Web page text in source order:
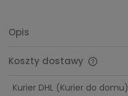
Opis
Koszty dostawy
Kurier DHL (Kurier do domu)